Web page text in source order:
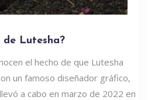
de Lutesha?
el hecho de que Lutesha
un famoso diseñador gráfico,
a cabo en marzo de 2022 en